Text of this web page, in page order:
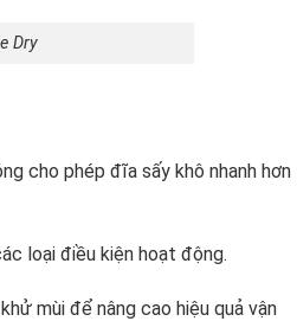
Dry
cho phép đĩa sấy khô nhanh hơn
loại điều kiện hoạt động.
mùi để nâng cao hiệu quả vận